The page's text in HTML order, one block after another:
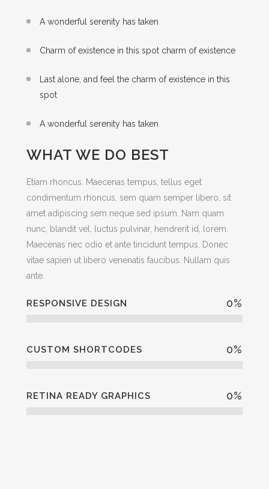
A wonderful serenity has taken
Charm of existence in this spot charm of existence
Last alone, and feel the charm of existence in this
spot
A wonderful serenity has taken
WHAT WE DO BEST
Etiam rhoncus. Maecenas tempus, tellus eget
condimentum rhoncus, sem quam semper libero, sit
amet adipiscing sem neque sed ipsum. Nam quam
nunc, blandit vel, luctus pulvinar, hendrerit id, lorem.
Maecenas nec odio et ante tincidunt tempus. Donec
vitae sapien ut libero venenatis faucibus. Nullam quis
ante.
RESPONSIVE DESIGN 0%
CUSTOM SHORTCODES 0%
RETINA READY GRAPHICS 0%